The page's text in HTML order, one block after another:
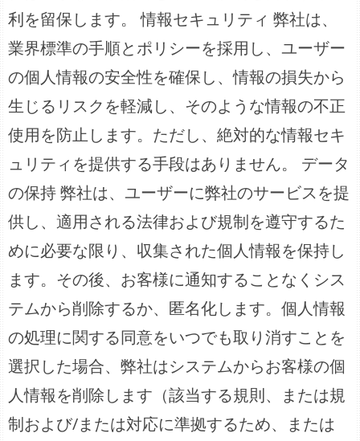
利を留保します。 情報セキュリティ 弊社は、
業界標準の手順とポリシーを採用し、ユーザー
の個人情報の安全性を確保し、情報の損失から
生じるリスクを軽減し、そのような情報の不正
使用を防止します。ただし、絶対的な情報セキ
ュリティを提供する手段はありません。 データ
の保持 弊社は、ユーザーに弊社のサービスを提
供し、適用される法律および規制を遵守するた
めに必要な限り、収集された個人情報を保持し
ます。その後、お客様に通知することなくシス
テムから削除するか、匿名化します。個人情報
の処理に関する同意をいつでも取り消すことを
選択した場合、弊社はシステムからお客様の個
人情報を削除します（該当する規則、または規
制および/または対応に準拠するため、または